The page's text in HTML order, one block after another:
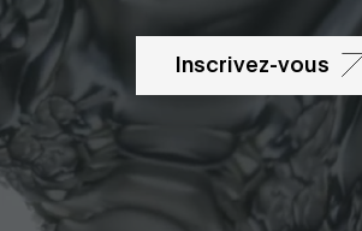
Inscrivez-vous